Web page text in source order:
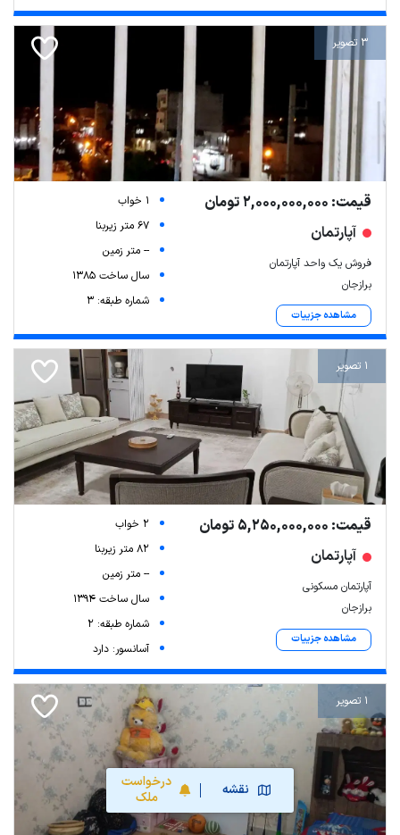
نقشه
درخواست
ملک
3 تصویر
قیمت: 2,000,000,000 تومان
آپارتمان
فروش یک واحد آپارتمان
برازجان
مشاهده جزییات
1 خواب
67 متر زیربنا
-- متر زمین
سال ساخت 1385
شماره طبقه: 3
1 تصویر
قیمت: 5,250,000,000 تومان
آپارتمان
آپارتمان مسکونی
برازجان
مشاهده جزییات
2 خواب
82 متر زیربنا
-- متر زمین
سال ساخت 1394
شماره طبقه: 2
آسانسور: دارد
1 تصویر